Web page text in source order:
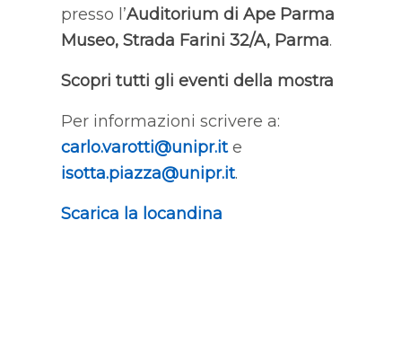
presso l’Auditorium di Ape Parma
Museo, Strada Farini 32/A, Parma.
Scopri tutti gli eventi della mostra
Per informazioni scrivere a:
carlo.varotti@unipr.ite
isotta.piazza@unipr.it.
Scarica la locandina